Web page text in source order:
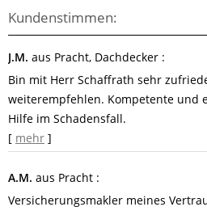
Kundenstimmen:
J.M. aus Pracht, Dachdecker :
Bin mit Herr Schaffrath sehr
weiterempfehlen. Kompetente und
Hilfe im Schadensfall.
[ mehr ]
A.M. aus Pracht :
Versicherungsmakler meines